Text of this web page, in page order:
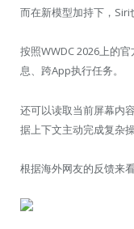
而在新模型加持下，Siri
按照WWDC 2026上的
息、跨App执行任务。
还可以读取当前屏幕内
据上下文主动完成复杂操
根据海外网友的反馈来